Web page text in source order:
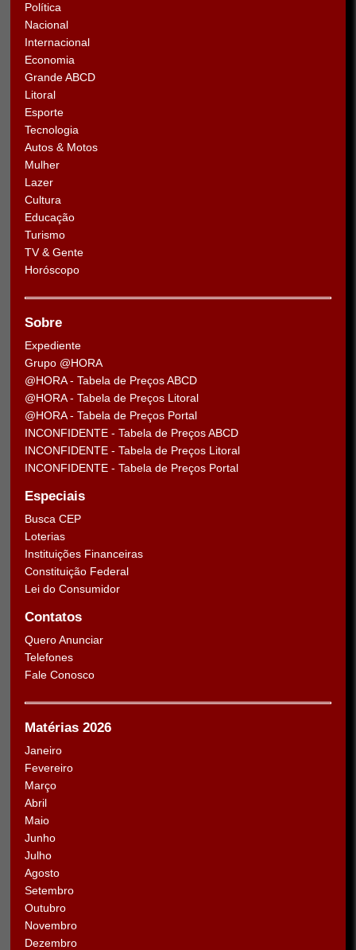
Política
Nacional
Internacional
Economia
Grande ABCD
Litoral
Esporte
Tecnologia
Autos & Motos
Mulher
Lazer
Cultura
Educação
Turismo
TV & Gente
Horóscopo
Sobre
Expediente
Grupo @HORA
@HORA - Tabela de Preços ABCD
@HORA - Tabela de Preços Litoral
@HORA - Tabela de Preços Portal
INCONFIDENTE - Tabela de Preços ABCD
INCONFIDENTE - Tabela de Preços Litoral
INCONFIDENTE - Tabela de Preços Portal
Especiais
Busca CEP
Loterias
Instituições Financeiras
Constituição Federal
Lei do Consumidor
Contatos
Quero Anunciar
Telefones
Fale Conosco
Matérias 2026
Janeiro
Fevereiro
Março
Abril
Maio
Junho
Julho
Agosto
Setembro
Outubro
Novembro
Dezembro